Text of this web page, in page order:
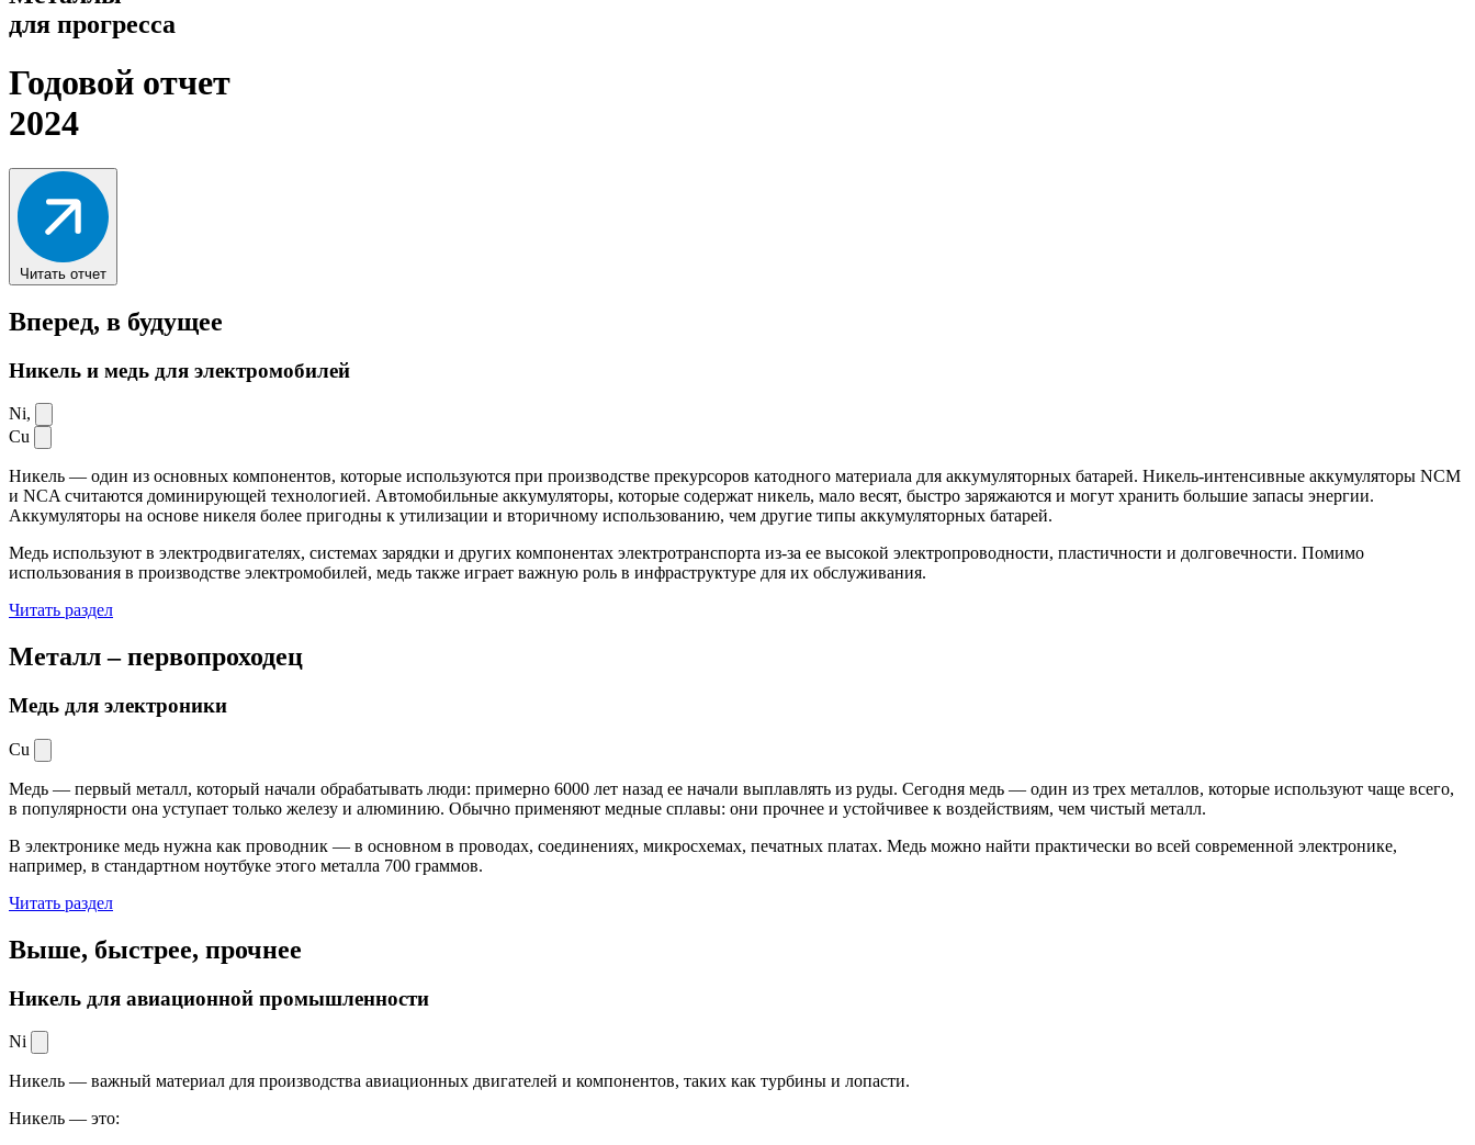
для прогресса
Годовой отчет
2024
Читать отчет
Вперед, в будущее
Никель и медь для электромобилей
Ni,
Cu
Никель — один из основных компонентов, которые используются при производстве прекурсоров катодного материала для аккумуляторных батарей. Никель-интенсивные аккумуляторы NCM
и NCA считаются доминирующей технологией. Автомобильные аккумуляторы, которые содержат никель, мало весят, быстро заряжаются и могут хранить большие запасы энергии.
Аккумуляторы на основе никеля более пригодны к утилизации и вторичному использованию, чем другие типы аккумуляторных батарей.
Медь используют в электродвигателях, системах зарядки и других компонентах электротранспорта из-за ее высокой электропроводности, пластичности и долговечности. Помимо
использования в производстве электромобилей, медь также играет важную роль в инфраструктуре для их обслуживания.
Читать раздел
Металл –первопроходец
Медь для электроники
Cu
Медь — первый металл, который начали обрабатывать люди: примерно 6000 лет назад ее начали выплавлять из руды. Сегодня медь — один из трех металлов, которые используют чаще всего,
в популярности она уступает только железу и алюминию. Обычно применяют медные сплавы: они прочнее и устойчивее к воздействиям, чем чистый металл.
В электронике медь нужна как проводник — в основном в проводах, соединениях, микросхемах, печатных платах. Медь можно найти практически во всей современной электронике,
например, в стандартном ноутбуке этого металла 700 граммов.
Читать раздел
Выше, быстрее, прочнее
Никель для авиационной промышленности
Ni
Никель — важный материал для производства авиационных двигателей и компонентов, таких как турбины и лопасти.
Никель — это: